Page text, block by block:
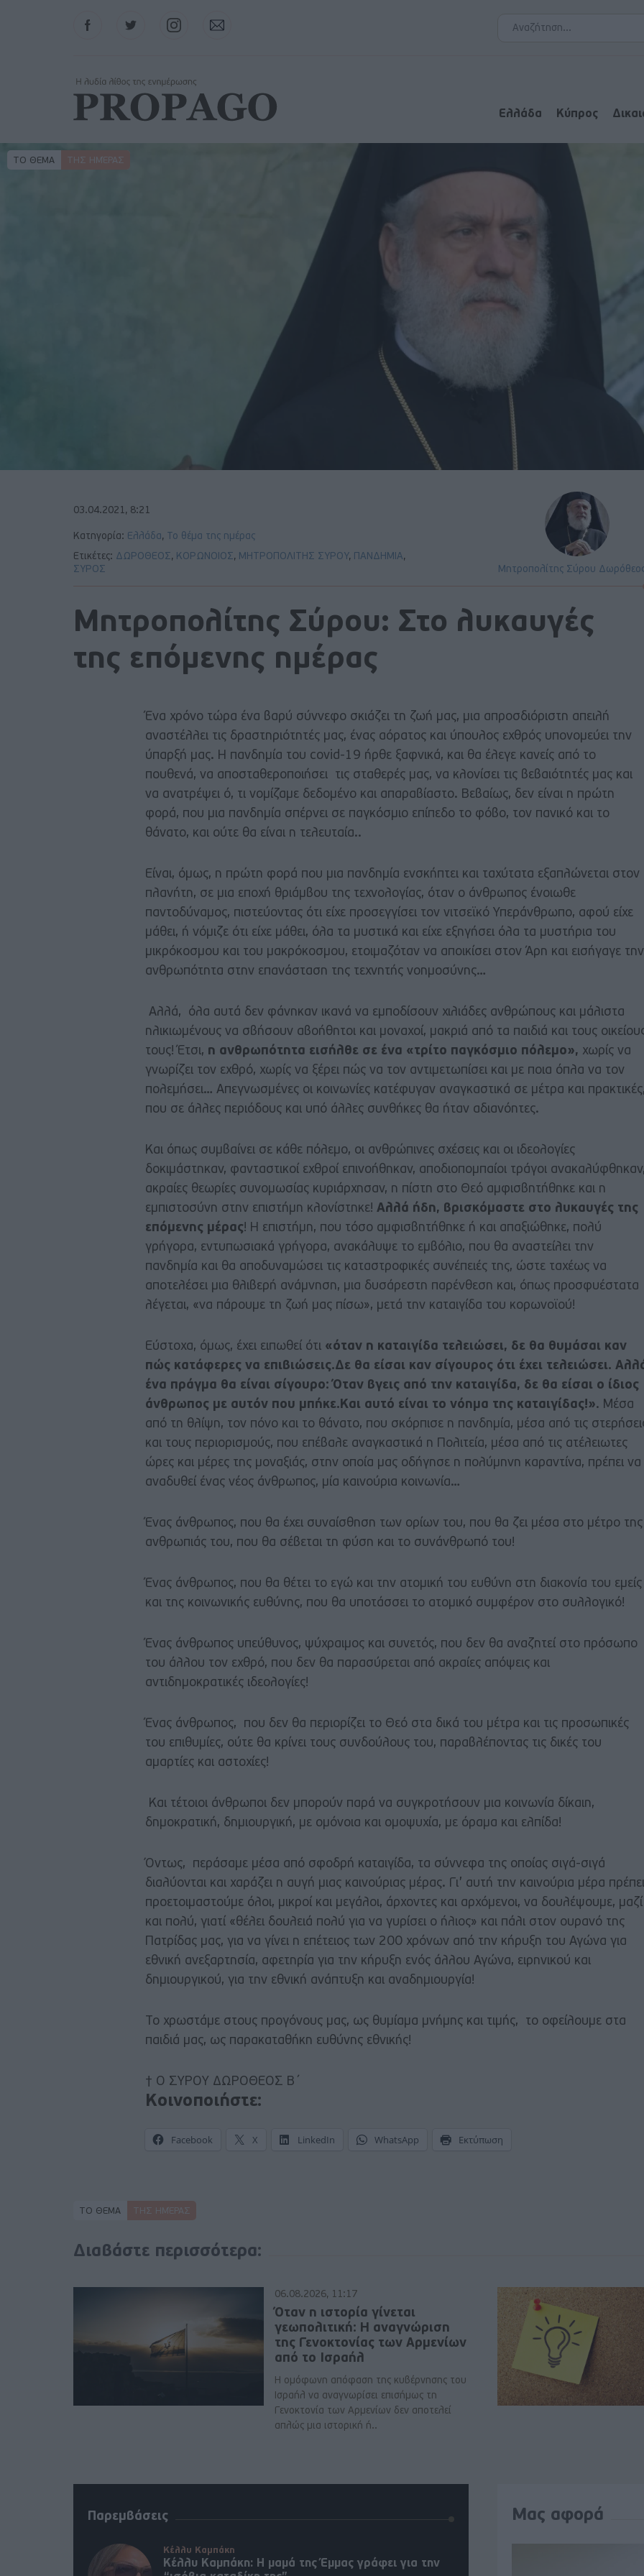
FacebookTwitter InstagramContact
Ελλάδα Κύπρος
ΤΟ ΘΕΜΑ ΤΗΣ ΗΜΈΡΑΣ
03.04.2021, 8:21
Κατηγορία: Ελλάδα,
Το θέμα της ημέρας
Ετικέτες: ΔΩΡΟΘΕΟΣ, ΚΟΡΩΝΟΙΟΣ, ΜΗΤΡΟΠΟΛΙΤΗΣ ΣΥΡΟΥ, ΠΑΝΔΗΜΙΑ,
ΣΥΡΟΣ
Μητροπολίτης Σύρου
Μητροπολίτης Σύρου: Στο λυκαυγές
της επόμενης ημέρας
Ένα χρόνο τώρα ένα βαρύ σύννεφο σκιάζει τη ζωή μας, μια απροσδιόριστη απειλή
αναστέλλει τις δραστηριότητές μας, ένας αόρατος και ύπουλος εχθρός υπονομεύει την
ύπαρξή μας. Η πανδημία του covid-19 ήρθε ξαφνικά, και θα έλεγε κανείς από το
πουθενά, να αποσταθεροποιήσει τις σταθερές μας, να κλονίσει τις βεβαιότητές μας και
να ανατρέψει ό, τι νομίζαμε δεδομένο και απαραβίαστο. Βεβαίως, δεν είναι η πρώτη
φορά, που μια πανδημία σπέρνει σε παγκόσμιο επίπεδο το φόβο, τον πανικό και το
θάνατο, και ούτε θα είναι η τελευταία..
Είναι, όμως, η πρώτη φορά που μια πανδημία ενσκήπτει και ταχύτατα εξαπλώνεται στον
πλανήτη, σε μια εποχή θριάμβου της τεχνολογίας, όταν ο άνθρωπος ένοιωθε
παντοδύναμος, πιστεύοντας ότι είχε προσεγγίσει τον νιτσεϊκό Υπεράνθρωπο, αφού είχε
μάθει, ή νόμιζε ότι είχε μάθει, όλα τα μυστικά και είχε εξηγήσει όλα τα μυστήρια του
μικρόκοσμου και του μακρόκοσμου, ετοιμαζόταν να αποικίσει στον Άρη και εισήγαγε την
ανθρωπότητα στην επανάσταση της τεχνητής νοημοσύνης…
Αλλά, όλα αυτά δεν φάνηκαν ικανά να εμποδίσουν χιλιάδες ανθρώπους και μάλιστα
ηλικιωμένους να σβήσουν αβοήθητοι και μοναχοί, μακριά από τα παιδιά και τους
τους! Έτσι, η ανθρωπότητα εισήλθε σε ένα «τρίτο παγκόσμιο πόλεμο», χωρίς να
γνωρίζει τον εχθρό, χωρίς να ξέρει πώς να τον αντιμετωπίσει και με ποια όπλα να τον
πολεμήσει… Απεγνωσμένες οι κοινωνίες κατέφυγαν αναγκαστικά σε μέτρα και
που σε άλλες περιόδους και υπό άλλες συνθήκες θα ήταν αδιανόητες.
Και όπως συμβαίνει σε κάθε πόλεμο, οι ανθρώπινες σχέσεις και οι ιδεολογίες
δοκιμάστηκαν, φανταστικοί εχθροί επινοήθηκαν, αποδιοπομπαίοι τράγοι
ακραίες θεωρίες συνομωσίας κυριάρχησαν, η πίστη στο Θεό αμφισβητήθηκε και η
εμπιστοσύνη στην επιστήμη κλονίστηκε! Αλλά ήδη, βρισκόμαστε στο λυκαυγές της
επόμενης μέρας! Η επιστήμη, που τόσο αμφισβητήθηκε ή και απαξιώθηκε, πολύ
γρήγορα, εντυπωσιακά γρήγορα, ανακάλυψε το εμβόλιο, που θα αναστείλει την
πανδημία και θα αποδυναμώσει τις καταστροφικές συνέπειές της, ώστε ταχέως να
αποτελέσει μια θλιβερή ανάμνηση, μια δυσάρεστη παρένθεση και, όπως προσφυέστατα
λέγεται, «να πάρουμε τη ζωή μας πίσω», μετά την καταιγίδα του κορωνοϊού!
Εύστοχα, όμως, έχει ειπωθεί ότι «όταν η καταιγίδα τελειώσει, δε θα θυμάσαι καν
πώς κατάφερες να επιβιώσεις.Δε θα είσαι καν σίγουρος ότι έχει τελειώσει.
ένα πράγμα θα είναι σίγουρο: Όταν βγεις από την καταιγίδα, δε θα είσαι ο ίδιος
άνθρωπος με αυτόν που μπήκε.Και αυτό είναι το νόημα της καταιγίδας!». Μέσα
από τη θλίψη, τον πόνο και το θάνατο, που σκόρπισε η πανδημία, μέσα από τις
και τους περιορισμούς, που επέβαλε αναγκαστικά η Πολιτεία, μέσα από τις ατέλειωτες
ώρες και μέρες της μοναξιάς, στην οποία μας οδήγησε η πολύμηνη καραντίνα, πρέπει να
αναδυθεί ένας νέος άνθρωπος, μία καινούρια κοινωνία…
Ένας άνθρωπος, που θα έχει συναίσθηση των ορίων του, που θα ζει μέσα στο μέτρο της
ανθρωπιάς του, που θα σέβεται τη φύση και το συνάνθρωπό του!
Ένας άνθρωπος, που θα θέτει το εγώ και την ατομική του ευθύνη στη διακονία του εμείς
και της κοινωνικής ευθύνης, που θα υποτάσσει το ατομικό συμφέρον στο συλλογικό!
Ένας άνθρωπος υπεύθυνος, ψύχραιμος και συνετός, που δεν θα αναζητεί στο πρόσωπο
του άλλου τον εχθρό, που δεν θα παρασύρεται από ακραίες απόψεις και
αντιδημοκρατικές ιδεολογίες!
Ένας άνθρωπος, που δεν θα περιορίζει το Θεό στα δικά του μέτρα και τις προσωπικές
του επιθυμίες, ούτε θα κρίνει τους συνδούλους του, παραβλέποντας τις δικές του
αμαρτίες και αστοχίες!
Και τέτοιοι άνθρωποι δεν μπορούν παρά να συγκροτήσουν μια κοινωνία δίκαιη,
δημοκρατική, δημιουργική, με ομόνοια και ομοψυχία, με όραμα και ελπίδα!
Όντως, περάσαμε μέσα από σφοδρή καταιγίδα, τα σύννεφα της οποίας σιγά-σιγά
διαλύονται και χαράζει η αυγή μιας καινούριας μέρας. Γι’ αυτή την καινούρια μέρα πρέπει
προετοιμαστούμε όλοι, μικροί και μεγάλοι, άρχοντες και αρχόμενοι, να δουλέψουμε, μαζί
και πολύ, γιατί «θέλει δουλειά πολύ για να γυρίσει ο ήλιος» και πάλι στον ουρανό της
Πατρίδας μας, για να γίνει η επέτειος των 200 χρόνων από την κήρυξη του Αγώνα για
εθνική ανεξαρτησία, αφετηρία για την κήρυξη ενός άλλου Αγώνα, ειρηνικού και
δημιουργικού, για την εθνική ανάπτυξη και αναδημιουργία!
Το χρωστάμε στους προγόνους μας, ως θυμίαμα μνήμης και τιμής, το οφείλουμε στα
παιδιά μας, ως παρακαταθήκη ευθύνης εθνικής!
† Ο ΣΥΡΟΥ ΔΩΡΟΘΕΟΣ Β΄
Κοινοποιήστε:
Facebook X LinkedIn WhatsApp Εκτύπωση
ΤΟ ΘΕΜΑ ΤΗΣ ΗΜΈΡΑΣ
Διαβάστε περισσότερα:
06.08.2026, 11:17
Όταν η ιστορία γίνεται
γεωπολιτική: Η αναγνώριση
της Γενοκτονίας των Αρμενίων
από το Ισραήλ
Η ομόφωνη απόφαση της κυβέρνησης του
Ισραήλ να αναγνωρίσει επισήμως τη
Γενοκτονία των Αρμενίων δεν αποτελεί
απλώς μια ιστορική ή..
Παρεμβάσεις
Κέλλυ Καμπάκη
Κέλλυ Καμπάκη: Η μαμά της Έμμας γράφει για την
Μας αφορά